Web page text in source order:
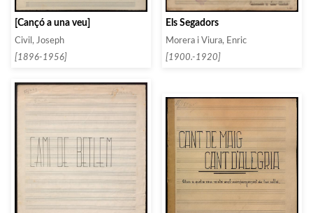
[Cançó a una veu]
Civil, Joseph
[1896-1956]
Els Segadors
Morera i Viura, Enric
[1900.-1920]